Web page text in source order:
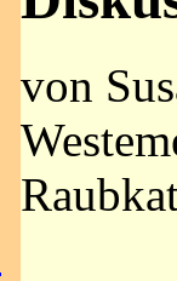
von